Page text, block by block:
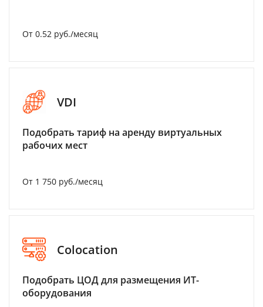
От 0.52 руб./месяц
VDI
Подобрать тариф на аренду виртуальных
рабочих мест
От 1 750 руб./месяц
Colocation
Подобрать ЦОД для размещения ИТ-
оборудования